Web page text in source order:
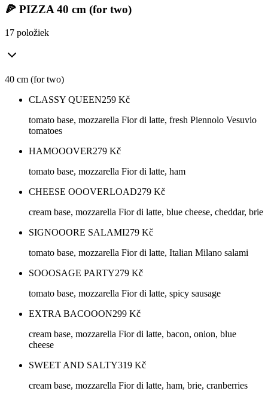
🍕 PIZZA 40 cm (for two)
17 položiek
40 cm (for two)
CLASSY QUEEN259 Kč
tomato base, mozzarella Fior di latte, fresh Piennolo Vesuvio
tomatoes
HAMOOOVER279 Kč
tomato base, mozzarella Fior di latte, ham
CHEESE OOOVERLOAD279 Kč
cream base, mozzarella Fior di latte, blue cheese, cheddar, brie
SIGNOOORE SALAMI279 Kč
tomato base, mozzarella Fior di latte, Italian Milano salami
SOOOSAGE PARTY279 Kč
tomato base, mozzarella Fior di latte, spicy sausage
EXTRA BACOOON299 Kč
cream base, mozzarella Fior di latte, bacon, onion, blue
cheese
SWEET AND SALTY319 Kč
cream base, mozzarella Fior di latte, ham, brie, cranberries